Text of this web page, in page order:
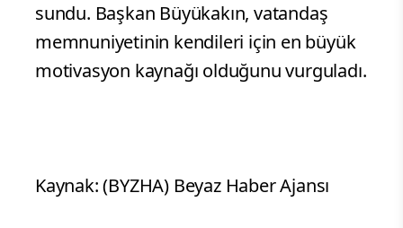
sundu. Başkan Büyükakın, vatandaş
memnuniyetinin kendileri için en büyük
motivasyon kaynağı olduğunu vurguladı.
Kaynak: (BYZHA) Beyaz Haber Ajansı